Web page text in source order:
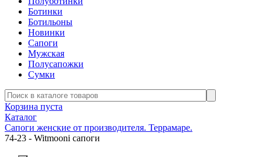
Ботинки
Ботильоны
Новинки
Сапоги
Мужская
Полусапожки
Сумки
Корзина пуста
Каталог
Сапоги женские от производителя. Террамаре.
74-23 - Witmooni сапоги